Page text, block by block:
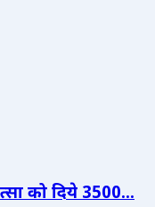
को दिये 3500...